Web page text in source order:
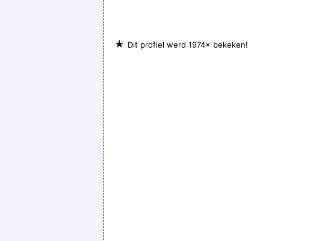
★ Dit profiel werd 1974× bekeken!